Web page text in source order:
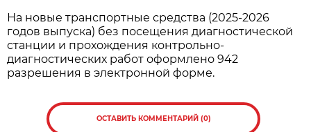
На новые транспортные средства (2025-2026
годов выпуска) без посещения диагностической
станции и прохождения контрольно-
диагностических работ оформлено 942
разрешения в электронной форме.
ОСТАВИТЬ КОММЕНТАРИЙ (0)